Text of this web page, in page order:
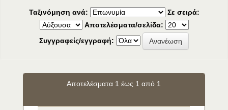
Ταξινόμηση ανά:
Σε σειρά:
Αποτελέσματα/σελίδα:
Συγγραφείς/εγγραφή:
Αποτελέσματα 1 έως 1 από 1